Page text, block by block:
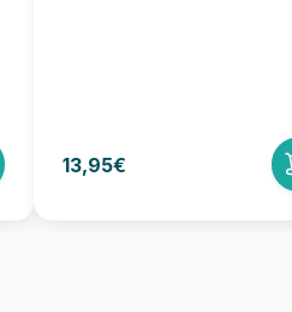
13,95€